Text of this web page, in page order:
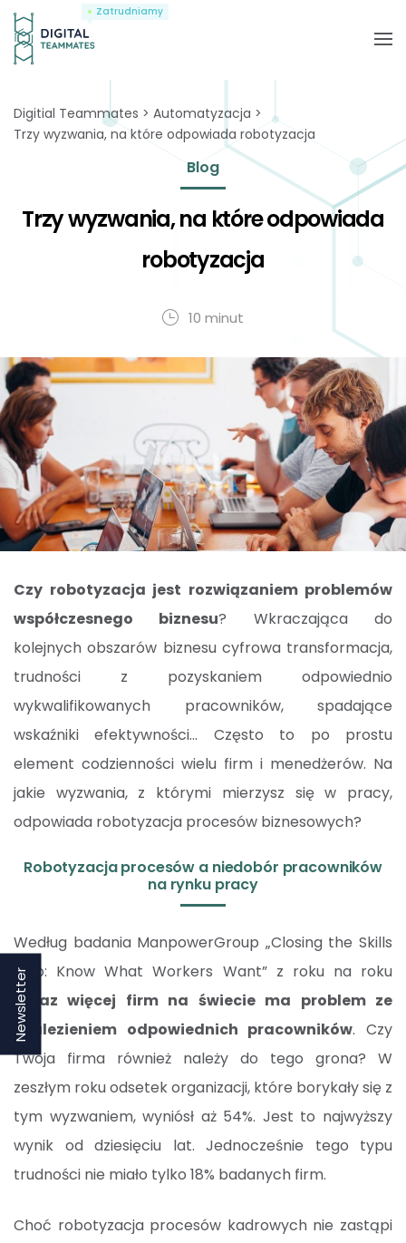
Zatrudniamy
Digitial Teammates
Automatyzacja
Trzy wyzwania, na które odpowiada robotyzacja
Blog
Trzy wyzwania, na które odpowiada
robotyzacja
10 minut
Czy robotyzacja jest rozwiązaniem problemów
współczesnego biznesu? Wkraczająca do
kolejnych obszarów biznesu cyfrowa transformacja,
trudności z pozyskaniem odpowiednio
wykwalifikowanych pracowników, spadające
wskaźniki efektywności… Często to po prostu
element codzienności wielu firm i menedżerów. Na
jakie wyzwania, z którymi mierzysz się w pracy,
odpowiada robotyzacja procesów biznesowych?
Robotyzacja procesów a niedobór pracowników
na rynku pracy
Według badania ManpowerGroup „Closing the Skills
Gap: Know What Workers Want” z roku na roku
coraz więcej firm na świecie ma problem ze
znalezieniem odpowiednich pracowników. Czy
Twoja firma również należy do tego grona? W
zeszłym roku odsetek organizacji, które borykały się z
tym wyzwaniem, wyniósł aż 54%. Jest to najwyższy
wynik od dziesięciu lat. Jednocześnie tego typu
trudności nie miało tylko 18% badanych firm.
Choć robotyzacja procesów kadrowych nie zastąpi
Newsletter